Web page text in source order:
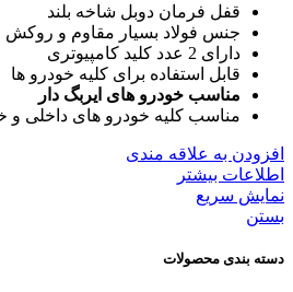
قفل فرمان دوبل شاخه بلند
جنس فولاد بسیار مقاوم و روکش PVC
دارای 2 عدد کلید کامپیوتری
قابل استفاده برای کلیه خودرو ها
مناسب خودرو های ایربگ دار
مناسب کلیه خودرو های داخلی و
افزودن به علاقه مندی
اطلاعات بیشتر
نمایش سریع
بستن
دسته بندی محصولات